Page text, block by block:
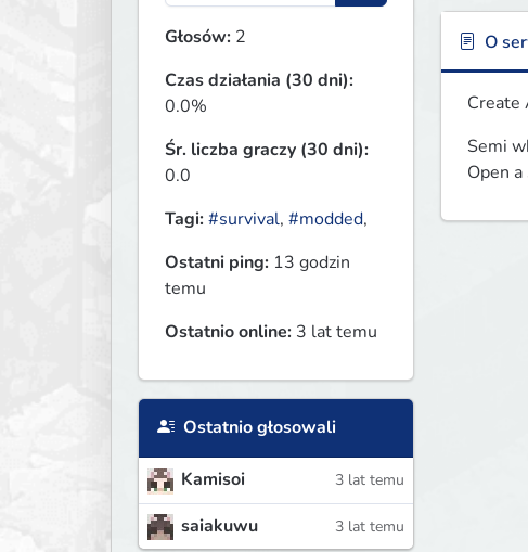
Głosów: 2
Czas działania (30 dni):
0.0%
Śr. liczba graczy (30 dni):
0.0
Tagi:#survival, #modded,
Ostatni ping: 13 godzin
temu
Ostatnio online: 3 lat temu
Ostatnio głosowali
Kamisoi 3 lat temu
saiakuwu 3 lat temu
O
Create
Semi
Open